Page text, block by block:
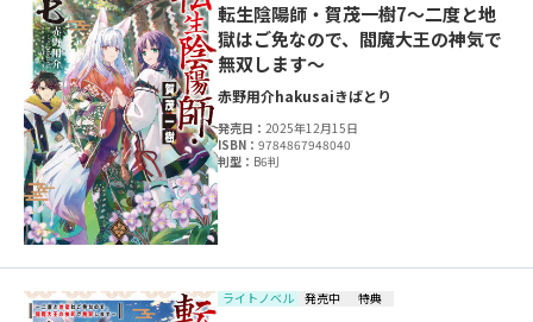
転生陰陽師・賀茂一樹7～二度と地
獄はご免なので、閻魔大王の神気で
無双します～
赤野用介hakusaiきばとり
発売日：2025年12月15日
ISBN：9784867948040
判型： B6判
ライトノベル 発売中 特典